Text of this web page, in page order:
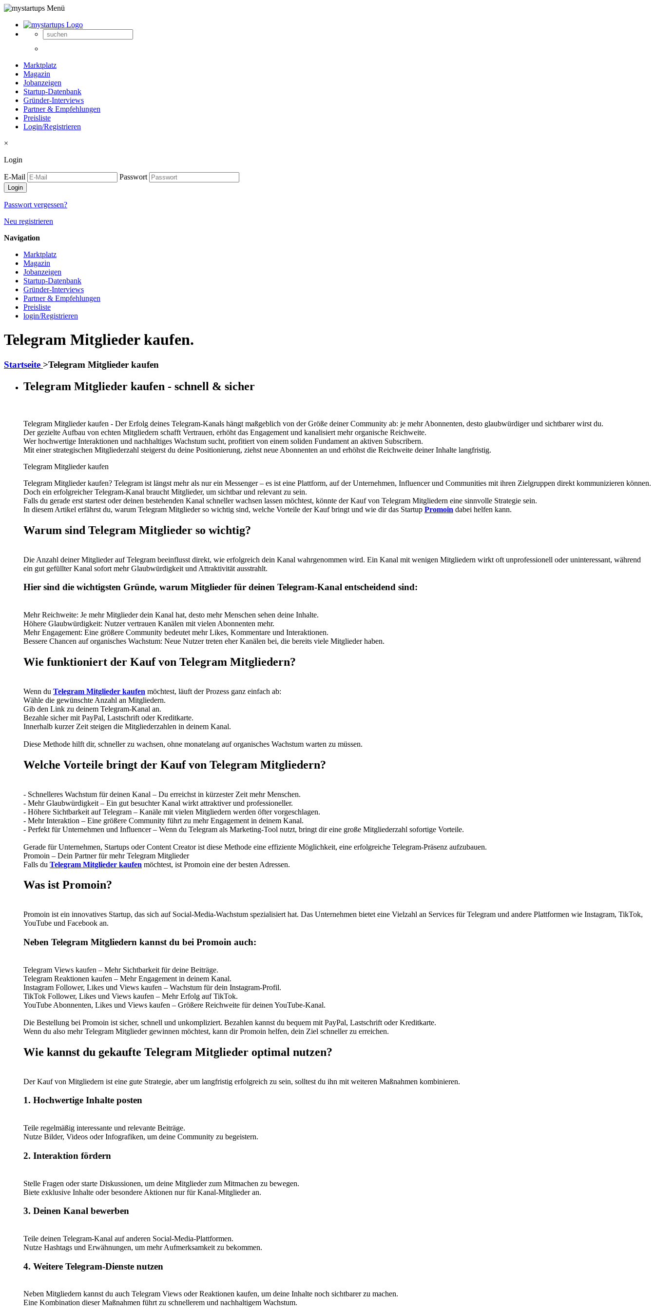
Marktplatz
Magazin
Jobanzeigen
Startup-Datenbank
Gründer-Interviews
Partner & Empfehlungen
Preisliste
Login/Registrieren
×
Login
E-Mail Passwort
Passwort vergessen?
Neu registrieren
Navigation
Marktplatz
Magazin
Jobanzeigen
Startup-Datenbank
Gründer-Interviews
Partner & Empfehlungen
Preisliste
login/Registrieren
Telegram Mitglieder kaufen.
Startseite >Telegram Mitglieder kaufen
Telegram Mitglieder kaufen - schnell & sicher
Telegram Mitglieder kaufen - Der Erfolg deines Telegram-Kanals hängt maßgeblich von der Größe deiner Community ab: je mehr Abonnenten, desto glaubwürdiger und sichtbarer wirst du.
Der gezielte Aufbau von echten Mitgliedern schafft Vertrauen, erhöht das Engagement und kanalisiert mehr organische Reichweite.
Wer hochwertige Interaktionen und nachhaltiges Wachstum sucht, profitiert von einem soliden Fundament an aktiven Subscribern.
Mit einer strategischen Mitgliederzahl steigerst du deine Positionierung, ziehst neue Abonnenten an und erhöhst die Reichweite deiner Inhalte langfristig.
Telegram Mitglieder kaufen
Telegram Mitglieder kaufen? Telegram ist längst mehr als nur ein Messenger – es ist eine Plattform, auf der Unternehmen, Influencer und Communities mit ihren Zielgruppen direkt kommunizieren können.
Doch ein erfolgreicher Telegram-Kanal braucht Mitglieder, um sichtbar und relevant zu sein.
Falls du gerade erst startest oder deinen bestehenden Kanal schneller wachsen lassen möchtest, könnte der Kauf von Telegram Mitgliedern eine sinnvolle Strategie sein.
In diesem Artikel erfährst du, warum Telegram Mitglieder so wichtig sind, welche Vorteile der Kauf bringt und wie dir das Startup Promoin dabei helfen kann.
Warum sind Telegram Mitglieder so wichtig?
Die Anzahl deiner Mitglieder auf Telegram beeinflusst direkt, wie erfolgreich dein Kanal wahrgenommen wird. Ein Kanal mit wenigen Mitgliedern wirkt oft unprofessionell oder uninteressant, während
ein gut gefüllter Kanal sofort mehr Glaubwürdigkeit und Attraktivität ausstrahlt.
Hier sind die wichtigsten Gründe, warum Mitglieder für deinen Telegram-Kanal entscheidend sind:
Mehr Reichweite: Je mehr Mitglieder dein Kanal hat, desto mehr Menschen sehen deine Inhalte.
Höhere Glaubwürdigkeit: Nutzer vertrauen Kanälen mit vielen Abonnenten mehr.
Mehr Engagement: Eine größere Community bedeutet mehr Likes, Kommentare und Interaktionen.
Bessere Chancen auf organisches Wachstum: Neue Nutzer treten eher Kanälen bei, die bereits viele Mitglieder haben.
Wie funktioniert der Kauf von Telegram Mitgliedern?
Wenn du Telegram Mitglieder kaufen möchtest, läuft der Prozess ganz einfach ab:
Wähle die gewünschte Anzahl an Mitgliedern.
Gib den Link zu deinem Telegram-Kanal an.
Bezahle sicher mit PayPal, Lastschrift oder Kreditkarte.
Innerhalb kurzer Zeit steigen die Mitgliederzahlen in deinem Kanal.
Diese Methode hilft dir, schneller zu wachsen, ohne monatelang auf organisches Wachstum warten zu müssen.
Welche Vorteile bringt der Kauf von Telegram Mitgliedern?
- Schnelleres Wachstum für deinen Kanal – Du erreichst in kürzester Zeit mehr Menschen.
- Mehr Glaubwürdigkeit – Ein gut besuchter Kanal wirkt attraktiver und professioneller.
- Höhere Sichtbarkeit auf Telegram – Kanäle mit vielen Mitgliedern werden öfter vorgeschlagen.
- Mehr Interaktion – Eine größere Community führt zu mehr Engagement in deinem Kanal.
- Perfekt für Unternehmen und Influencer – Wenn du Telegram als Marketing-Tool nutzt, bringt dir eine große Mitgliederzahl sofortige Vorteile.
Gerade für Unternehmen, Startups oder Content Creator ist diese Methode eine effiziente Möglichkeit, eine erfolgreiche Telegram-Präsenz aufzubauen.
Promoin – Dein Partner für mehr Telegram Mitglieder
Falls du Telegram Mitglieder kaufen möchtest, ist Promoin eine der besten Adressen.
Was ist Promoin?
Promoin ist ein innovatives Startup, das sich auf Social-Media-Wachstum spezialisiert hat. Das Unternehmen bietet eine Vielzahl an Services für Telegram und andere Plattformen wie Instagram, TikTok,
YouTube und Facebook an.
Neben Telegram Mitgliedern kannst du bei Promoin auch:
Telegram Views kaufen – Mehr Sichtbarkeit für deine Beiträge.
Telegram Reaktionen kaufen – Mehr Engagement in deinem Kanal.
Instagram Follower, Likes und Views kaufen – Wachstum für dein Instagram-Profil.
TikTok Follower, Likes und Views kaufen – Mehr Erfolg auf TikTok.
YouTube Abonnenten, Likes und Views kaufen – Größere Reichweite für deinen YouTube-Kanal.
Die Bestellung bei Promoin ist sicher, schnell und unkompliziert. Bezahlen kannst du bequem mit PayPal, Lastschrift oder Kreditkarte.
Wenn du also mehr Telegram Mitglieder gewinnen möchtest, kann dir Promoin helfen, dein Ziel schneller zu erreichen.
Wie kannst du gekaufte Telegram Mitglieder optimal nutzen?
Der Kauf von Mitgliedern ist eine gute Strategie, aber um langfristig erfolgreich zu sein, solltest du ihn mit weiteren Maßnahmen kombinieren.
1. Hochwertige Inhalte posten
Teile regelmäßig interessante und relevante Beiträge.
Nutze Bilder, Videos oder Infografiken, um deine Community zu begeistern.
2. Interaktion fördern
Stelle Fragen oder starte Diskussionen, um deine Mitglieder zum Mitmachen zu bewegen.
Biete exklusive Inhalte oder besondere Aktionen nur für Kanal-Mitglieder an.
3. Deinen Kanal bewerben
Teile deinen Telegram-Kanal auf anderen Social-Media-Plattformen.
Nutze Hashtags und Erwähnungen, um mehr Aufmerksamkeit zu bekommen.
4. Weitere Telegram-Dienste nutzen
Neben Mitgliedern kannst du auch Telegram Views oder Reaktionen kaufen, um deine Inhalte noch sichtbarer zu machen.
Eine Kombination dieser Maßnahmen führt zu schnellerem und nachhaltigem Wachstum.